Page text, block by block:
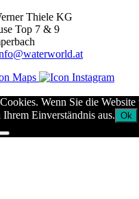
Thiele KG
Top 7 & 9
Wenn Sie die Website
Einverständnis aus. Ok